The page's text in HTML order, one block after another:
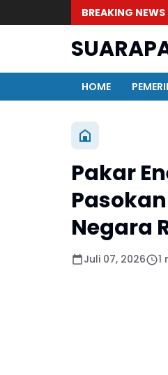
BREAKING NEWS
HOME
Pakar
Negara
Juli 07, 2026 1